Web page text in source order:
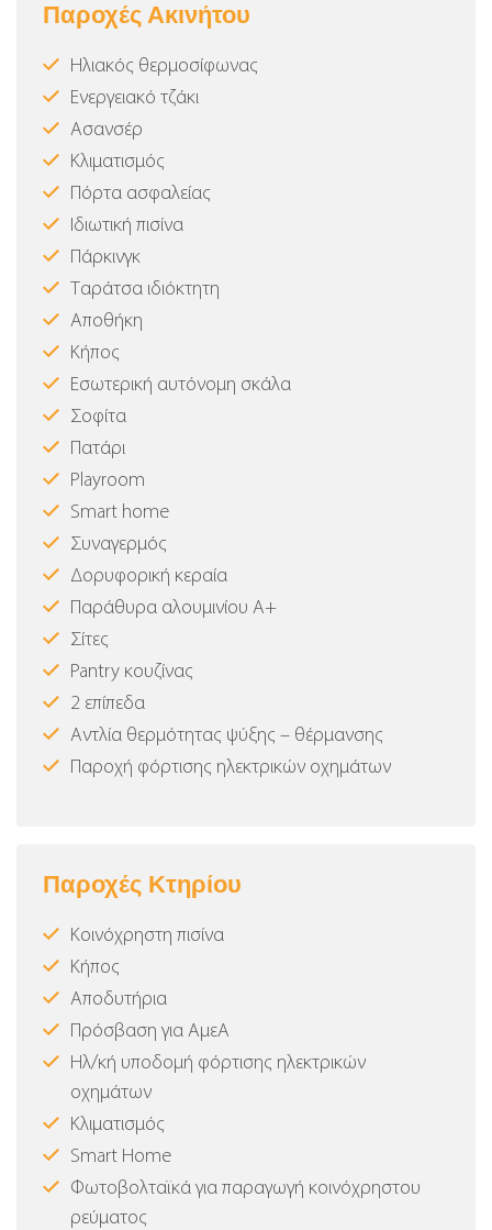
Παροχές Ακινήτου
Ηλιακός θερμοσίφωνας
Ενεργειακό τζάκι
Ασανσέρ
Κλιματισμός
Πόρτα ασφαλείας
Ιδιωτική πισίνα
Πάρκινγκ
Ταράτσα ιδιόκτητη
Αποθήκη
Κήπος
Εσωτερική αυτόνομη σκάλα
Σοφίτα
Πατάρι
Playroom
Smart home
Συναγερμός
Δορυφορική κεραία
Παράθυρα αλουμινίου Α+
Σίτες
Pantry κουζίνας
2 επίπεδα
Αντλία θερμότητας ψύξης – θέρμανσης
Παροχή φόρτισης ηλεκτρικών οχημάτων
Παροχές Κτηρίου
Κοινόχρηστη πισίνα
Κήπος
Αποδυτήρια
Πρόσβαση για ΑμεΑ
Ηλ/κή υποδομή φόρτισης ηλεκτρικών
οχημάτων
Κλιματισμός
Smart Home
Φωτοβολταϊκά για παραγωγή κοινόχρηστου
ρεύματος